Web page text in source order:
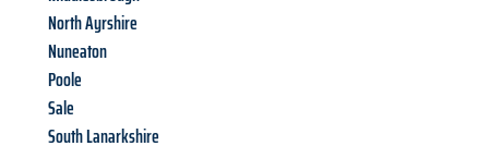
North Ayrshire
Nuneaton
Poole
Sale
South Lanarkshire